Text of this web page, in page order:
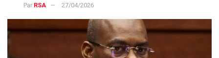
Par RSA 27/04/2026